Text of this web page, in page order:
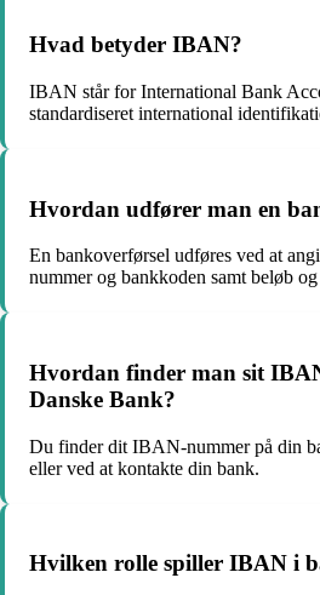
Hvad betyder IBAN?
IBAN står for International Bank
standardiseret international
Hvordan udfører man en
En bankoverførsel udføres ved at
nummer og bankkoden samt beløb
Hvordan finder man sit
Danske Bank?
Du finder dit IBAN-nummer på din
eller ved at kontakte din bank.
Hvilken rolle spiller IBAN i